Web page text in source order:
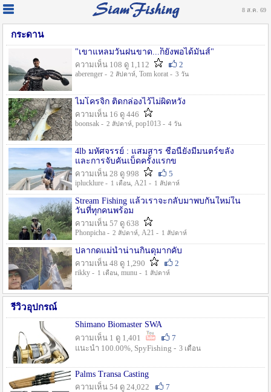
8 ส.ค. 69
กระดาน
"เขาแหลมวันฝนขาด...ก็ยังพอได้มันส์"
ความเห็น 108 ดู 1,112
2
aberenger - 2 สัปดาห์, Tom korat - 3 วัน
ไมโครจิ้ก ติดกล่องไว้ไม่ผิดหวัง
ความเห็น 16 ดู 446
boonsak - 2 สัปดาห์, pop1013 - 4 วัน
4lb มหัศจรรย์ : แสมสาร ชื่อนี้ยังมีมนตร์ขลัง
และการจับคันเบ็ดครั้งแรกข
ความเห็น 28 ดู 998
5
iplucklure - 1 เดือน, A21 - 1 สัปดาห์
Stream Fishing แล้วเราจะกลับมาพบกันใหม่ใน
วันที่ทุกคนพร้อม
ความเห็น 57 ดู 638
Phonpicha - 2 สัปดาห์, A21 - 1 สัปดาห์
ปลากดแม่น้ำน่านกินดุมากคับ
ความเห็น 48 ดู 1,290
2
rikky - 1 เดือน, munu - 1 สัปดาห์
รีวิวอุปกรณ์
Shimano Biomaster SWA
ความเห็น 1 ดู 1,401
7
แนะนำ 100.00%, SpyFishing - 3 เดือน
Palms Transa Casting
ความเห็น 54 ดู 24,022
7